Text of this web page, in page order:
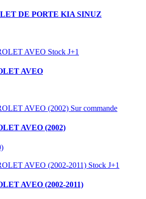
DE PORTE KIA SINUZ
Stock J+1
AVEO
Sur commande
AVEO (2002)
Stock J+1
AVEO (2002-2011)